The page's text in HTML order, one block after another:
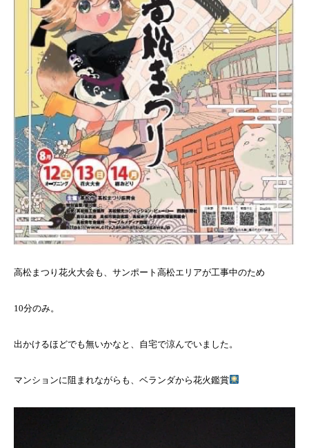
高松まつり花火大会も、サンポート高松エリアが工事中のため
10分のみ。
出かけるほどでも無いかなと、自宅で涼んでいました。
マンションに阻まれながらも、ベランダから花火鑑賞